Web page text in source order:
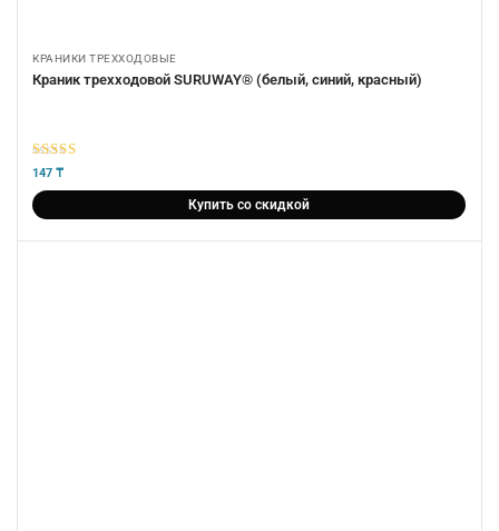
КРАНИКИ ТРЕХХОДОВЫЕ
Краник трехходовой SURUWAY® (белый, синий, красный)
5из 5
147 ₸
Купить со скидкой